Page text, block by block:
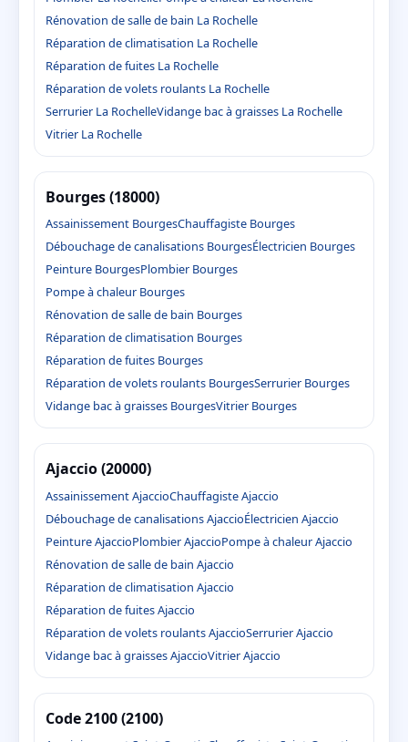
Rénovation de salle de bain La Rochelle
Réparation de climatisation La Rochelle
Réparation de fuites La Rochelle
Réparation de volets roulants La Rochelle
Serrurier La RochelleVidange bac à graisses La Rochelle
Vitrier La Rochelle
Bourges (18000)
Assainissement BourgesChauffagiste Bourges
Débouchage de canalisations BourgesÉlectricien Bourges
Peinture BourgesPlombier Bourges
Pompe à chaleur Bourges
Rénovation de salle de bain Bourges
Réparation de climatisation Bourges
Réparation de fuites Bourges
Réparation de volets roulants BourgesSerrurier Bourges
Vidange bac à graisses BourgesVitrier Bourges
Ajaccio (20000)
Assainissement AjaccioChauffagiste Ajaccio
Débouchage de canalisations AjaccioÉlectricien Ajaccio
Peinture AjaccioPlombier AjaccioPompe à chaleur Ajaccio
Rénovation de salle de bain Ajaccio
Réparation de climatisation Ajaccio
Réparation de fuites Ajaccio
Réparation de volets roulants AjaccioSerrurier Ajaccio
Vidange bac à graisses AjaccioVitrier Ajaccio
Code 2100 (2100)